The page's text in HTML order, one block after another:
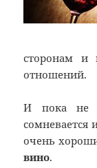
сторонам и
отношений.
И пока не
сомневается
очень
вино.